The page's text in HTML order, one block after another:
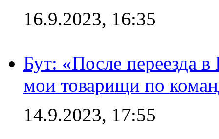
16.9.2023, 16:35
Бут: «После переезда
мои товарищи по
14.9.2023, 17:55